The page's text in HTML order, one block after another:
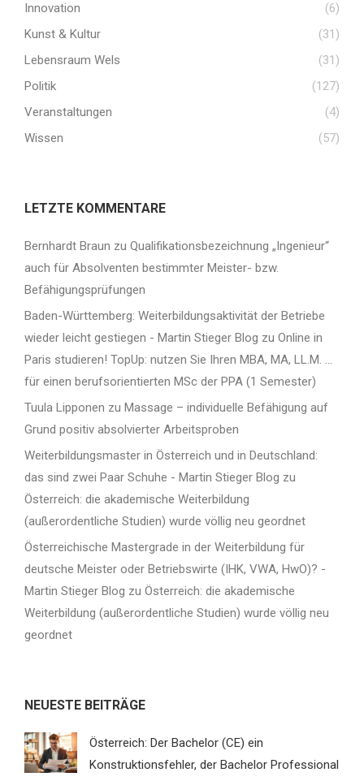
Innovation
(6)
Kunst & Kultur
(31)
Lebensraum Wels
(31)
Politik
(127)
Veranstaltungen
(4)
Wissen
(57)
LETZTE KOMMENTARE
Bernhardt Braun zu Qualifikationsbezeichnung „Ingenieur“
auch für Absolventen bestimmter Meister- bzw.
Befähigungsprüfungen
Baden-Württemberg: Weiterbildungsaktivität der Betriebe
wieder leicht gestiegen - Martin Stieger Blog zu Online in
Paris studieren! TopUp: nutzen Sie Ihren MBA, MA, LL.M. …
für einen berufsorientierten MSc der PPA (1 Semester)
Tuula Lipponen zu Massage – individuelle Befähigung auf
Grund positiv absolvierter Arbeitsproben
Weiterbildungsmaster in Österreich und in Deutschland:
das sind zwei Paar Schuhe - Martin Stieger Blog zu
Österreich: die akademische Weiterbildung
(außerordentliche Studien) wurde völlig neu geordnet
Österreichische Mastergrade in der Weiterbildung für
deutsche Meister oder Betriebswirte (IHK, VWA, HwO)? -
Martin Stieger Blog zu Österreich: die akademische
Weiterbildung (außerordentliche Studien) wurde völlig neu
geordnet
NEUESTE BEITRÄGE
Österreich: Der Bachelor (CE) ein
Konstruktionsfehler, der Bachelor Professional